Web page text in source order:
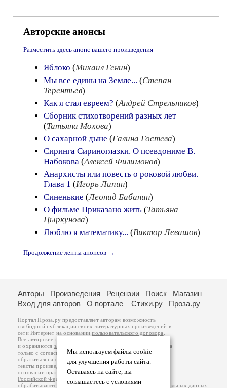
Авторские анонсы
Разместить здесь анонс вашего произведения
Яблоко (Михаил Генин)
Мы все едины на Земле... (Степан
Терентьев)
Как я стал евреем? (Андрей Стрельников)
Сборник стихотворений разных лет
(Татьяна Мохова)
О сахарной дыне (Галина Гостева)
Сиринга Сириноглазки. О псевдониме В.
Набокова (Алексей Филимонов)
Анархисты или повесть о роковой любви.
Глава 1 (Игорь Липин)
Синенькие (Леонид Бабанин)
О фильме Приказано жить (Татьяна
Цыркунова)
Люблю я математику... (Виктор Левашов)
Продолжение ленты анонсов →
Мы используем файлы cookie
для улучшения работы сайта.
Оставаясь на сайте, вы
соглашаетесь с условиями
Авторы Произведения Рецензии Поиск
Магазин
Вход для авторов
О портале Стихи.ру Проза.ру
Портал Проза.ру предоставляет авторам возможность
свободной публикации своих литературных произведений в
сети Интернет на основаниипользовательского договора
Все авторские права на произведения принадлежат авторам
и охраняются законом
. Перепечатка произведений возможна
только с согласия его автора, к которому вы можете
обратиться на его авторской странице. Ответственность за
тексты произведений авторы несут самостоятельно на
основанииправил публикацииизаконодательства
Российской Федерации
обрабатываются на основанииПолитики обработки персональных данных